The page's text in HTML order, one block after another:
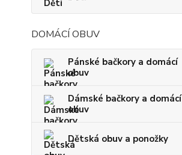
DOMÁCÍ OBUV
Pánské bačkory a domácí
obuv
Dámské bačkory a domácí
obuv
Dětská obuv a ponožky